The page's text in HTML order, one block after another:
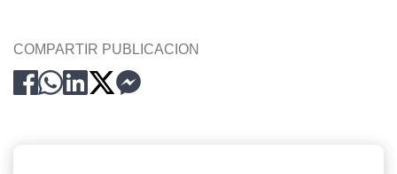
COMPARTIR PUBLICACION